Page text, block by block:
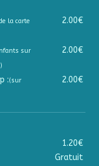
la carte
2.00€
sur
2.00€
:(sur
2.00€
1.20€
Gratuit